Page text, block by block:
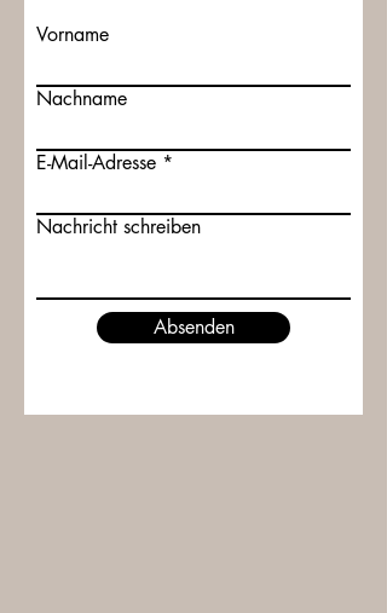
Vorname
Nachname
E-Mail-Adresse
Nachricht schreiben
Absenden